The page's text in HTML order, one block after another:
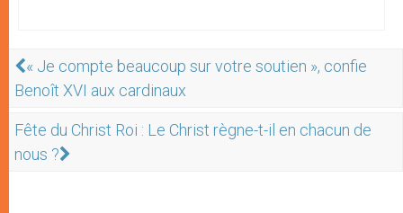
« Je compte beaucoup sur votre soutien », confie
Benoît XVI aux cardinaux
Fête du Christ Roi : Le Christ règne-t-il en chacun de
nous ?